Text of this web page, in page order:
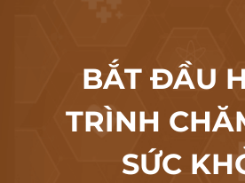
BẮT ĐẦU
TRÌNH
SỨC